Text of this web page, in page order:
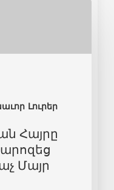
Լուրեր
Հայրը
Մայր